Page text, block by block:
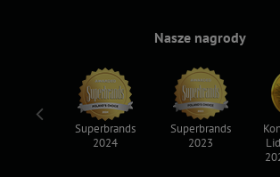
Nasze nagrody
Superbrands
2024
Superbrands
2023